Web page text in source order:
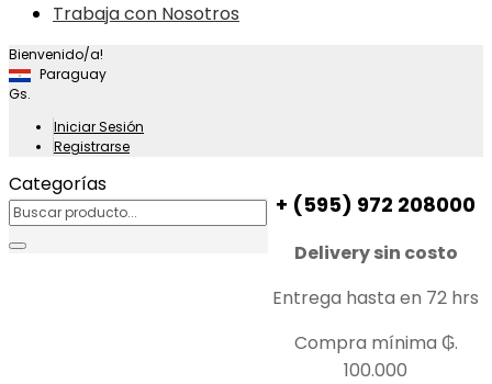
Trabaja con Nosotros
Bienvenido/a!
Paraguay
Gs.
Iniciar Sesión
Registrarse
Categorías
+ (595) 972 208000
Delivery sin costo
Entrega hasta en 72 hrs
Compra mínima ₲.
100.000